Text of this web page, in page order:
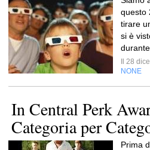
questo
tirare
si è
durante
Il 28
NONE
In Central Perk
Categoria per
Prima